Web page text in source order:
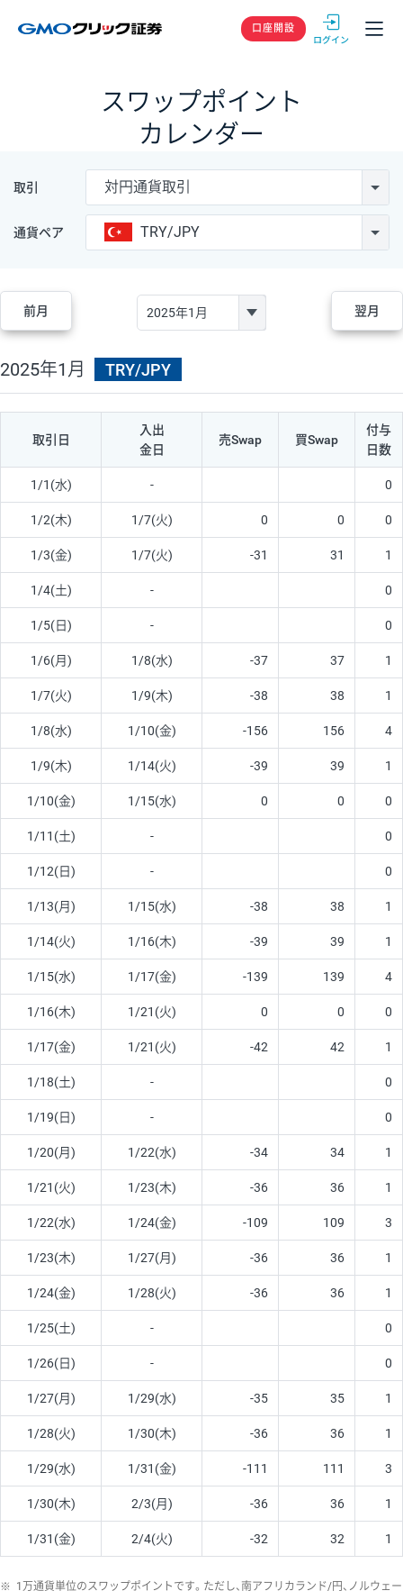
GMOクリック
口座開設
スワップポイント
カレンダー
取引 対円通貨取引
通貨ペア TRY/JPY
前月 翌月
2025年1月 TRY/JPY
取引日
入出
金日
売Swap 買Swap
付与
日数
1/1(水) - 0
1/2(木) 1/7(火) 0 0 0
1/3(金) 1/7(火) -31 31 1
1/4(土) - 0
1/5(日) - 0
1/6(月) 1/8(水) -37 37 1
1/7(火) 1/9(木) -38 38 1
1/8(水) 1/10(金) -156 156 4
1/9(木) 1/14(火) -39 39 1
1/10(金) 1/15(水) 0 0 0
1/11(土) - 0
1/12(日) - 0
1/13(月) 1/15(水) -38 38 1
1/14(火) 1/16(木) -39 39 1
1/15(水) 1/17(金) -139 139 4
1/16(木) 1/21(火) 0 0 0
1/17(金) 1/21(火) -42 42 1
1/18(土) - 0
1/19(日) - 0
1/20(月) 1/22(水) -34 34 1
1/21(火) 1/23(木) -36 36 1
1/22(水) 1/24(金) -109 109 3
1/23(木) 1/27(月) -36 36 1
1/24(金) 1/28(火) -36 36 1
1/25(土) - 0
1/26(日) - 0
1/27(月) 1/29(水) -35 35 1
1/28(火) 1/30(木) -36 36 1
1/29(水) 1/31(金) -111 111 3
1/30(木) 2/3(月) -36 36 1
1/31(金) 2/4(火) -32 32 1
※ 1万通貨単位のスワップポイントです。ただし、南アフリカランド/円、ノルウェー